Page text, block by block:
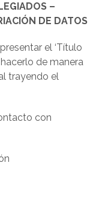
–
DE DATOS
el ‘Título
de manera
trayendo el
con